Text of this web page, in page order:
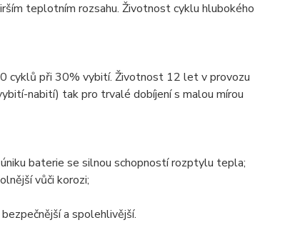
teplotním rozsahu. Životnost cyklu hlubokého
cyklů při 30% vybití. Životnost 12 let v provozu
nabití) tak pro trvalé dobíjení s malou mírou
baterie se silnou schopností rozptylu tepla;
vůči korozi;
a spolehlivější.